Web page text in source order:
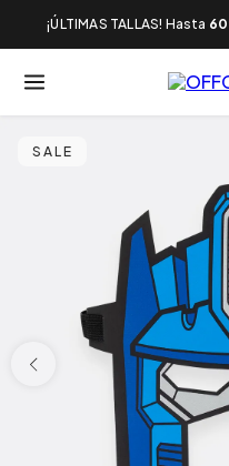
¡ÚLTIMAS TALLAS! Hasta
SALE